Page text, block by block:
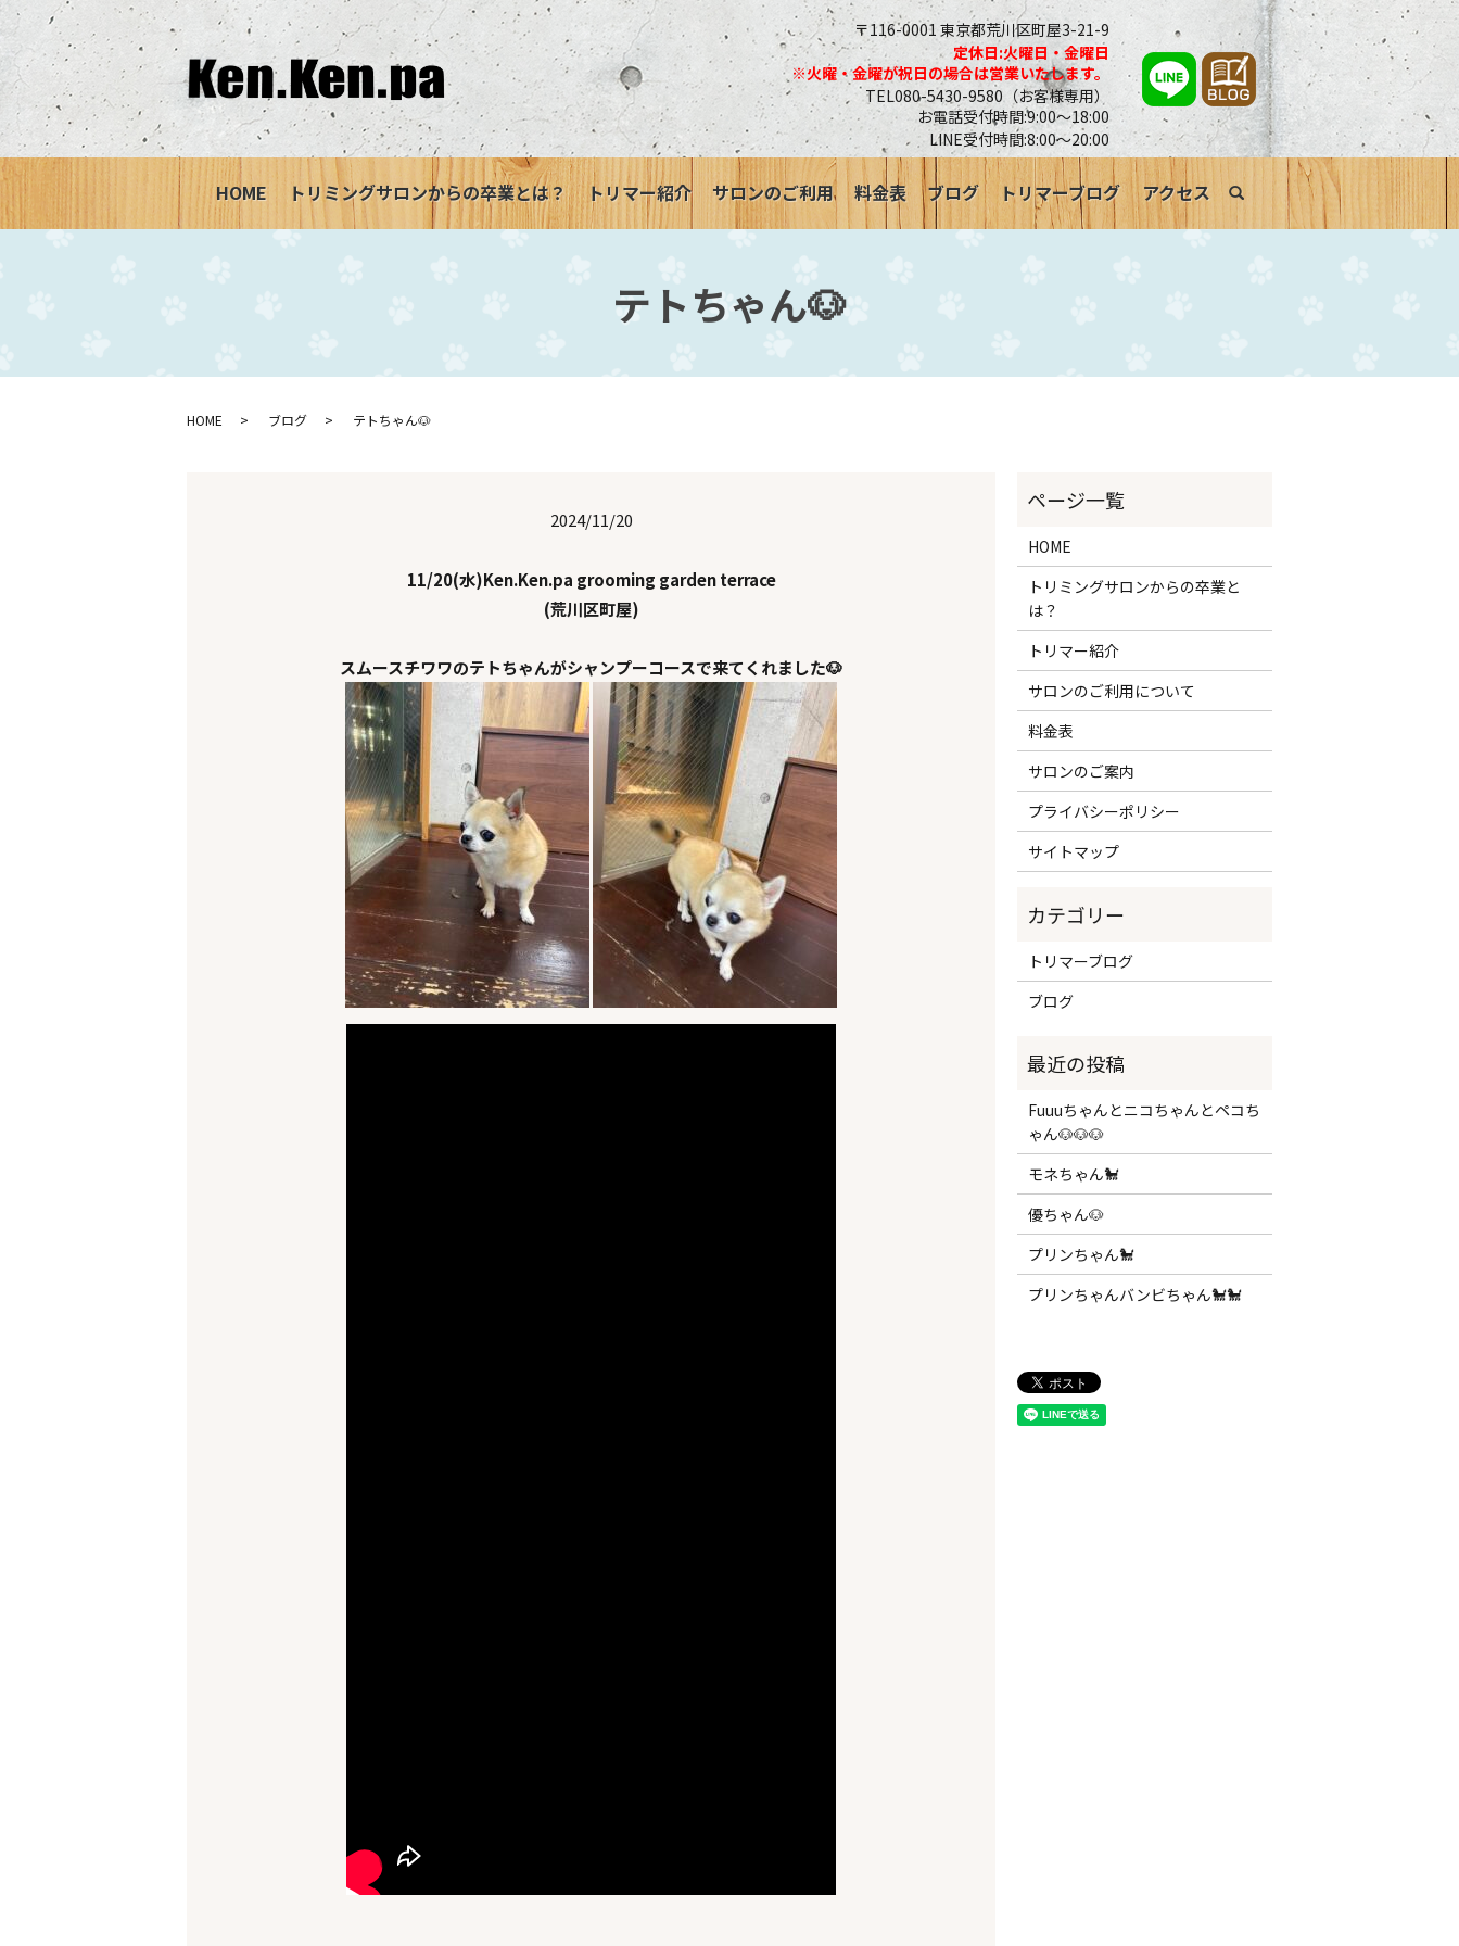
〒116-0001 東京都荒川区町屋3-21-9
定休日:火曜日・金曜日
※火曜・金曜が祝日の場合は営業いたします。
TEL080-5430-9580（お客様専用）
お電話受付時間:9:00～18:00
LINE受付時間:8:00～20:00
HOME トリミングサロンからの卒業とは？ トリマー紹介 サロンのご利用 料金表 ブログ トリマーブログ アクセス search
テトちゃん🐶
HOME ブログ テトちゃん🐶
2024/11/20
11/20(水)Ken.Ken.pa grooming garden terrace
(荒川区町屋)
スムースチワワのテトちゃんがシャンプーコースで来てくれました🐶
HOME
トリミングサロンからの卒業と
は？
トリマー紹介
サロンのご利用について
料金表
サロンのご案内
プライバシーポリシー
サイトマップ
トリマーブログ
ブログ
Fuuuちゃんとニコちゃんとペコち
ゃん🐶🐶🐶
モネちゃん🐩
優ちゃん🐶
プリンちゃん🐩
プリンちゃんバンビちゃん🐩🐩